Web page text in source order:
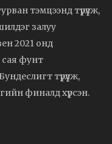
тэмцээнд түрүүлж,
залуу
2021 онд
сая фунт
түрүүлж,
финалд хүрсэн.